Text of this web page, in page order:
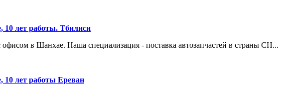
10 лет работы. Тбилиси
в Шанхае. Наша специализация - поставка автозапчастей в страны СН...
10 лет работы Ереван